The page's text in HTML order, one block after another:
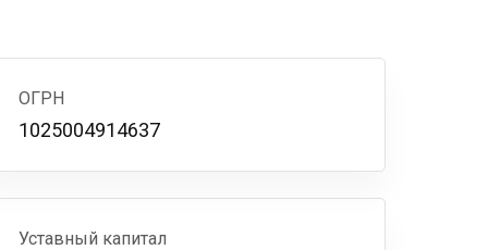
ОГРН
1025004914637
Уставный капитал